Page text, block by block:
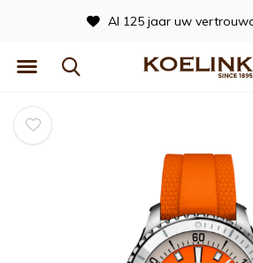
Al 125 jaar uw